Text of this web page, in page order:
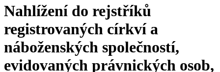
Nahlížení do rejstříků
registrovaných církví a
náboženských společností,
evidovaných právnických osob,